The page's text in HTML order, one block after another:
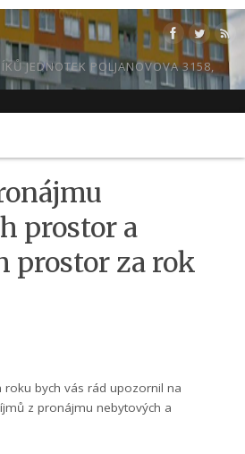
JEDNOTEK POLJANOVOVA 3158,
prostor a
prostor za rok
bych vás rád upozornil na
z pronájmu nebytových a